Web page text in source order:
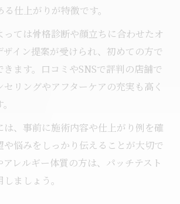
仕上がりが特徴です。
っては骨格診断や顔立ちに合わせたオ
ザイン提案が受けられ、初めての方で
きます。口コミやSNSで評判の店舗で
リングやアフターケアの充実も高く
は、事前に施術内容や仕上がり例を確
や悩みをしっかり伝えることが大切で
レルギー体質の方は、パッチテスト
ましょう。